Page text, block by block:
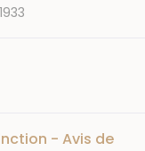
- Avis de